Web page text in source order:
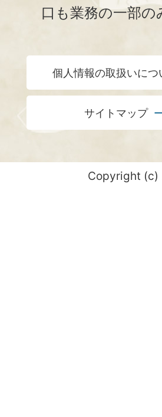
口も業務の一部の
個人情報の取扱いにつ
サイトマップ
Copyright (c)